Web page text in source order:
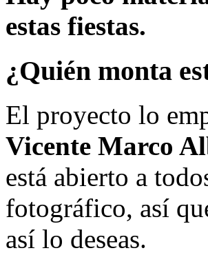
estas fiestas.
¿Quién monta
El proyecto lo
Vicente Marco
está abierto a
fotográfico, así
así lo deseas.